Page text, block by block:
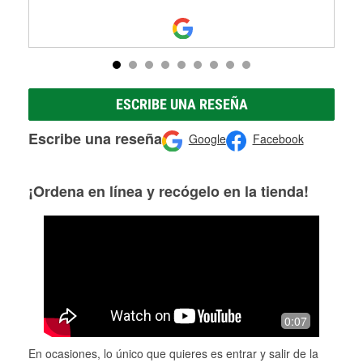
ESCRIBE UNA RESEÑA
Escribe una reseña Google Facebook
¡Ordena en línea y recógelo en la tienda!
0:07
En ocasiones, lo único que quieres es entrar y salir de la